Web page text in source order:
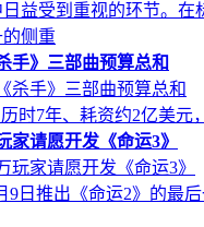
益受到重视的环节。
侧重
手》三部曲预算总和
时7年、耗资约2亿美元
家请愿开发《命运3》
9日推出《命运2》的